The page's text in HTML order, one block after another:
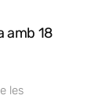
amb 18
les